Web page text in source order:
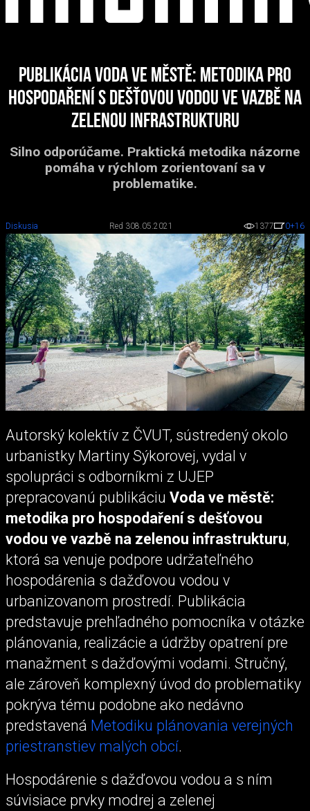
Publikácia Voda ve městě: metodika pro
hospodaření s dešťovou vodou ve vazbě na
zelenou infrastrukturu
Silno odporúčame. Praktická metodika názorne
pomáha v rýchlom zorientovaní sa v
problematike.
Diskusia Red 308.05.2021 1377 0+16
Autorský kolektív z ČVUT, sústredený okolo
urbanistky Martiny Sýkorovej, vydal v
spolupráci s odborníkmi z UJEP
prepracovanú publikáciu Voda ve městě:
metodika pro hospodaření s dešťovou
vodou ve vazbě na zelenou infrastrukturu,
ktorá sa venuje podpore udržateľného
hospodárenia s dažďovou vodou v
urbanizovanom prostredí. Publikácia
predstavuje prehľadného pomocníka v otázke
plánovania, realizácie a údržby opatrení pre
manažment s dažďovými vodami. Stručný,
ale zároveň komplexný úvod do problematiky
pokrýva tému podobne ako nedávno
predstavená Metodiku plánovania verejných
priestranstiev malých obcí.
Hospodárenie s dažďovou vodou a s ním
súvisiace prvky modrej a zelenej